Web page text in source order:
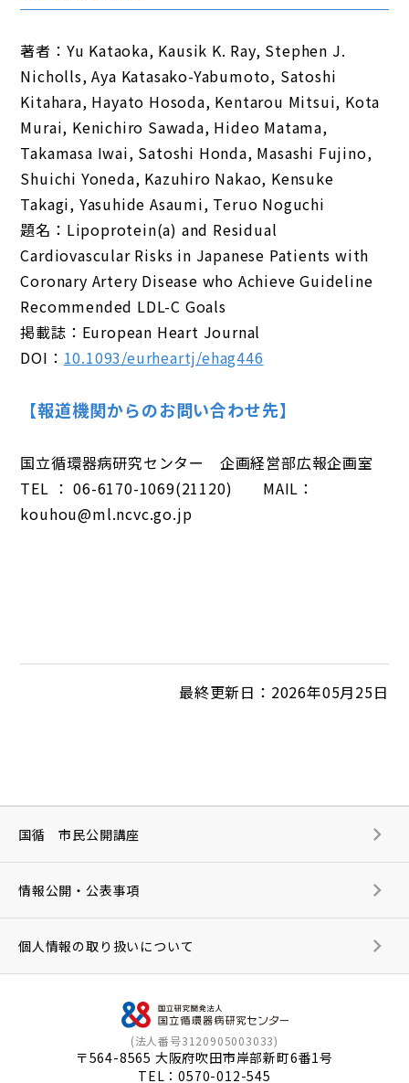
著者：Yu Kataoka, Kausik K. Ray, Stephen J.
Nicholls, Aya Katasako-Yabumoto, Satoshi
Kitahara, Hayato Hosoda, Kentarou Mitsui, Kota
Murai, Kenichiro Sawada, Hideo Matama,
Takamasa Iwai, Satoshi Honda, Masashi Fujino,
Shuichi Yoneda, Kazuhiro Nakao, Kensuke
Takagi, Yasuhide Asaumi, Teruo Noguchi
題名：Lipoprotein(a) and Residual
Cardiovascular Risks in Japanese Patients with
Coronary Artery Disease who Achieve Guideline
Recommended LDL-C Goals
掲載誌：European Heart Journal
DOI： 10.1093/eurheartj/ehag446
【報道機関からのお問い合わせ先】
国立循環器病研究センター 企画経営部広報企画室
TEL ： 06-6170-1069(21120) MAIL：
kouhou@ml.ncvc.go.jp
最終更新日：2026年05月25日
(法人番号3120905003033)
〒564-8565 大阪府吹田市岸部新町6番1号
TEL：0570-012-545
国循 市民公開講座
情報公開・公表事項
個人情報の取り扱いについて